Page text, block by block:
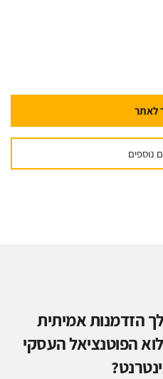
לאתר
נוספים
הזדמנות אמיתית
הפוטנציאל העסקי